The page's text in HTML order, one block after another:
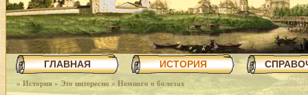
ГЛАВНАЯ ИСТОРИЯ
» История » Это интересно » Немного о болотах